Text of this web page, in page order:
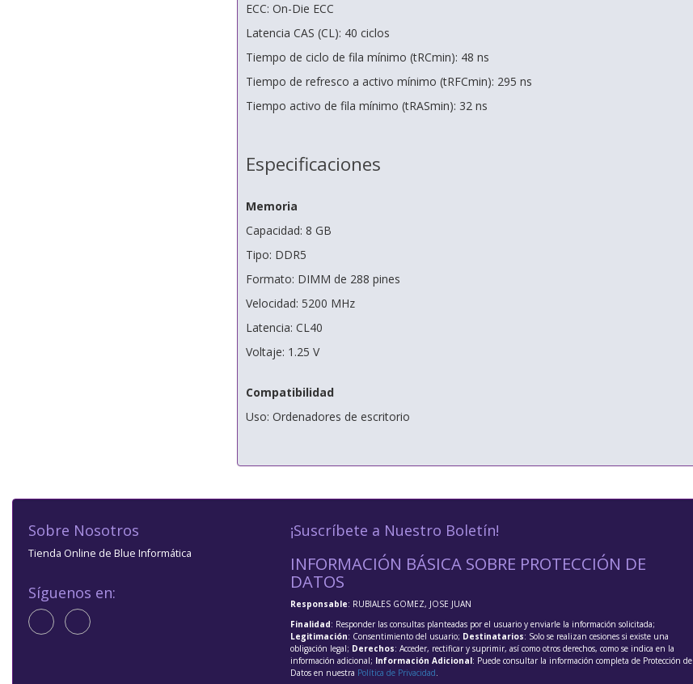
ECC: On-Die ECC
Latencia CAS (CL): 40 ciclos
Tiempo de ciclo de fila mínimo (tRCmin): 48 ns
Tiempo de refresco a activo mínimo (tRFCmin): 295 ns
Tiempo activo de fila mínimo (tRASmin): 32 ns
Especificaciones
Memoria
Capacidad: 8 GB
Tipo: DDR5
Formato: DIMM de 288 pines
Velocidad: 5200 MHz
Latencia: CL40
Voltaje: 1.25 V
Compatibilidad
Uso: Ordenadores de escritorio
Sobre Nosotros
Tienda Online de Blue Informática
Síguenos en:
¡Suscríbete a Nuestro Boletín!
INFORMACIÓN BÁSICA SOBRE PROTECCIÓN DE
DATOS
Responsable: RUBIALES GOMEZ, JOSE JUAN
Finalidad: Responder las consultas planteadas por el usuario y enviarle la información solicitada;
Legitimación: Consentimiento del usuario; Destinatarios: Solo se realizan cesiones si existe una
obligación legal; Derechos: Acceder, rectificar y suprimir, así como otros derechos, como se indica en la
información adicional; Información Adicional: Puede consultar la información completa de Protección de
Datos en nuestra Política de Privacidad.